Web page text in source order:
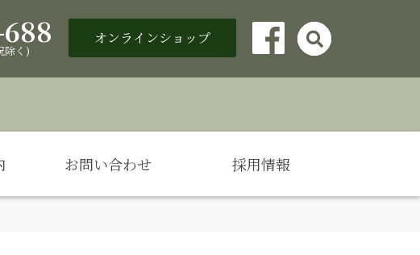
除く)
オンラインショップ

お問い合わせ 採用情報